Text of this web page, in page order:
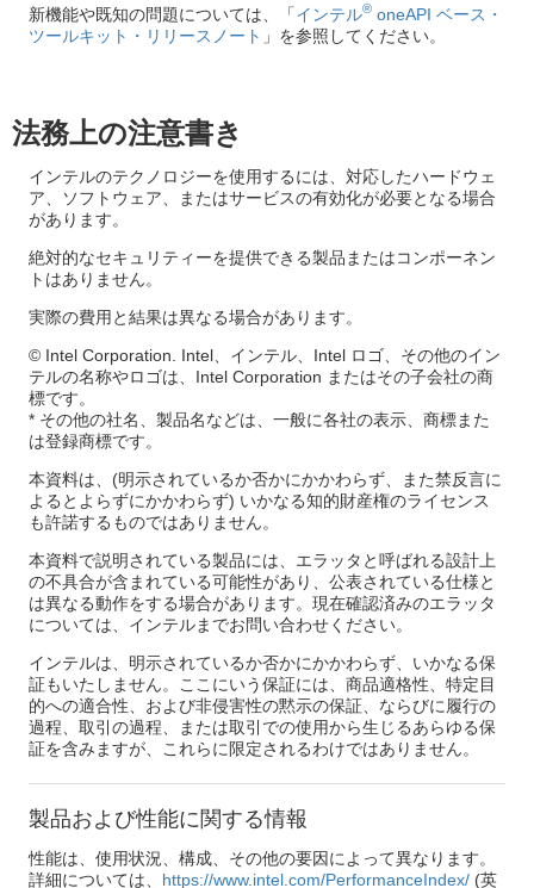
新機能や既知の問題については、「インテル® oneAPI ベース・
ツールキット・リリースノート 」を参照してください。
法務上の注意書き
インテルのテクノロジーを使用するには、対応したハードウェ
ア、ソフトウェア、またはサービスの有効化が必要となる場合
があります。
絶対的なセキュリティーを提供できる製品またはコンポーネン
トはありません。
実際の費用と結果は異なる場合があります。
© Intel Corporation. Intel、インテル、Intel ロゴ、その他のイン
テルの名称やロゴは、Intel Corporation またはその子会社の商
標です。
* その他の社名、製品名などは、一般に各社の表示、商標また
は登録商標です。
本資料は、(明示されているか否かにかかわらず、また禁反言に
よるとよらずにかかわらず) いかなる知的財産権のライセンス
も許諾するものではありません。
本資料で説明されている製品には、エラッタと呼ばれる設計上
の不具合が含まれている可能性があり、公表されている仕様と
は異なる動作をする場合があります。現在確認済みのエラッタ
については、インテルまでお問い合わせください。
インテルは、明示されているか否かにかかわらず、いかなる保
証もいたしません。ここにいう保証には、商品適格性、特定目
的への適合性、および非侵害性の黙示の保証、ならびに履行の
過程、取引の過程、または取引での使用から生じるあらゆる保
証を含みますが、これらに限定されるわけではありません。
製品および性能に関する情報
性能は、使用状況、構成、その他の要因によって異なります。
詳細については、 https://www.intel.com/PerformanceIndex/ (英